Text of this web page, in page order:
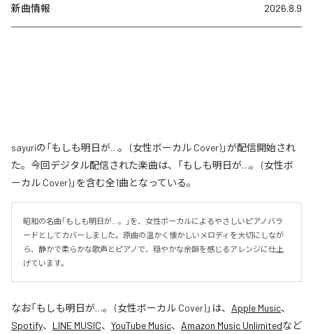
新曲情報 2026.8.9
sayuriの「もしも明日が…。 (女性ボーカル Cover)」が配信開始され
た。今回デジタル配信された楽曲は、「もしも明日が…。 (女性ボ
ーカル Cover)」を含む全1曲となっている。
昭和の名曲「もしも明日が…。」を、女性ボーカルによるやさしいピアノバラ
ードとしてカバーしました。原曲の温かく懐かしいメロディを大切にしなが
ら、静かで柔らかな歌声とピアノで、穏やかな余韻を感じるアレンジに仕上
げています。
なお「もしも明日が…。 (女性ボーカル Cover)」は、 Apple Music、
Spotify、 LINE MUSIC、 YouTube Music、 Amazon Music Unlimitedなど